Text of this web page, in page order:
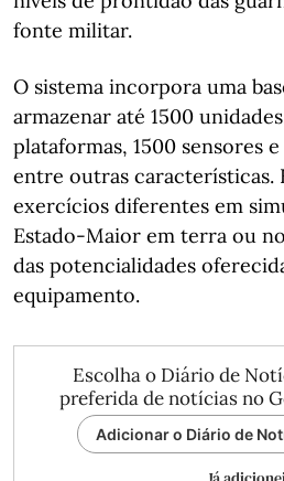
fonte militar.
O sistema incorpora uma
armazenar até 1500
plataformas, 1500 sensores
entre outras características.
exercícios diferentes em
Estado-Maior em terra ou
das potencialidades
equipamento.
Escolha o Diário de
preferida de notícias no
Adicionar o Diário de